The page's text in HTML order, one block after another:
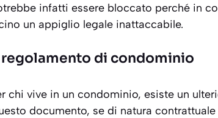
infatti essere bloccato perché in
un appiglio legale inattaccabile.
regolamento di condominio
chi vive in un condominio, esiste un
documento, se di natura